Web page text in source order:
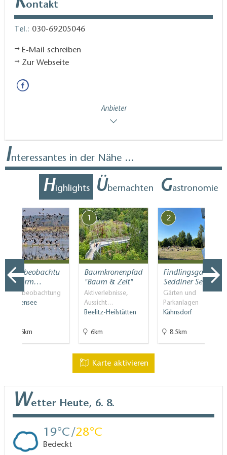
ontakt
Tel.: 030-69205046
E-Mail schreiben
Zur Webseite
Anbieter
Interessantes in der Nähe ...
Highlights Übernachten Gastronomie
Vogelbeobachtu
ngsturm…
Vogelbeobachtung
Blankensee
16.6km
1
Baumkronenpfad
"Baum & Zeit"
Aktiverlebnisse,
Aussicht…
Beelitz-Heilstätten
6km
2
Findlingsgarten
Seddiner See
Gärten und
Parkanlagen
Kähnsdorf
8.5km
Karte aktivieren
Wetter Heute, 6. 8.
19 28
Bedeckt